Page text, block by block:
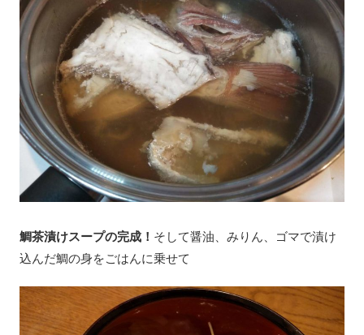
鯛茶漬けスープの完成！ そして醤油、みりん、ゴマで漬け
込んだ鯛の身をごはんに乗せて